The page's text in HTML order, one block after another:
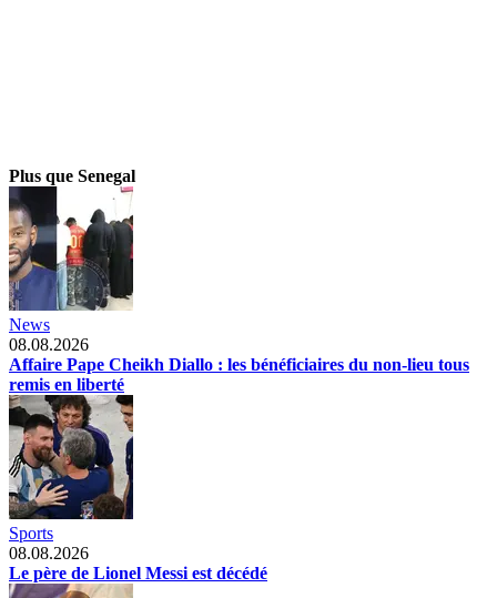
Plus que Senegal
News
08.08.2026
Affaire Pape Cheikh Diallo : les bénéficiaires du non-lieu tous
remis en liberté
Sports
08.08.2026
Le père de Lionel Messi est décédé